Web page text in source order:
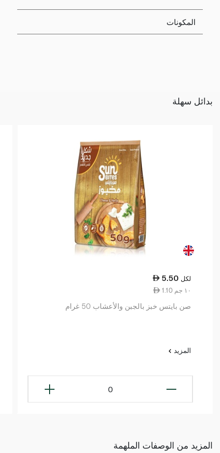
المكونات
بدائل سهلة
5.50 لكل
1.10 ١٠ جم
صن بايتس خبز بالجبن والأعشاب 50 غرام
المزيد
0
المزيد من الوصفات الملهمة